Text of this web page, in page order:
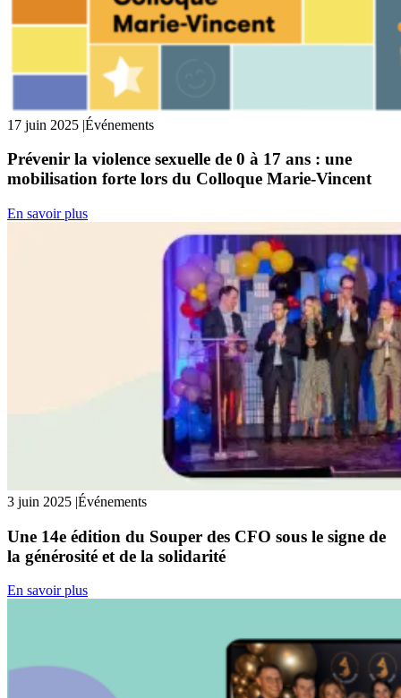
17 juin 2025 |Événements
Prévenir la violence sexuelle de 0 à 17 ans : une
mobilisation forte lors du Colloque Marie-Vincent
En savoir plus
3 juin 2025 |Événements
Une 14e édition du Souper des CFO sous le signe de
la générosité et de la solidarité
En savoir plus